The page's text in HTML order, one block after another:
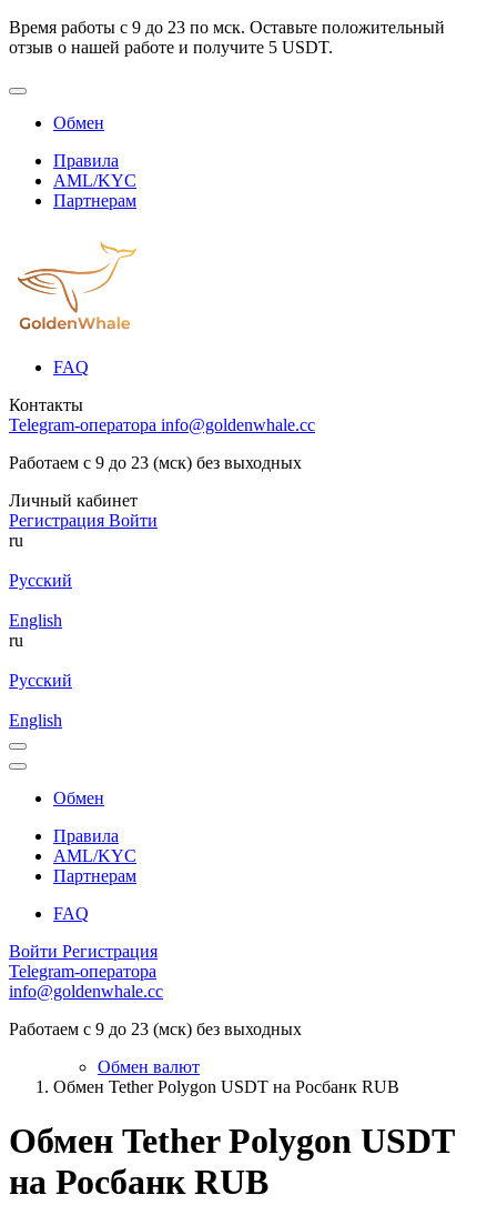
Время работы с 9 до 23 по мск. Оставьте положительный
отзыв о нашей работе и получите 5 USDT.
Обмен
Правила
AML/KYC
Партнерам
FAQ
Контакты
Telegram-оператора info@goldenwhale.cc
Работаем с 9 до 23 (мск) без выходных
Личный кабинет
Регистрация Войти
ru
Русский
English
ru
Русский
English
Обмен
Правила
AML/KYC
Партнерам
FAQ
Войти Регистрация
Telegram-оператора
info@goldenwhale.cc
Работаем с 9 до 23 (мск) без выходных
Обмен валют
Обмен Tether Polygon USDT на Росбанк RUB
Обмен Tether Polygon USDT
на Росбанк RUB